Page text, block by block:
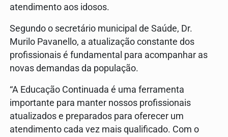
atendimento aos idosos.
Segundo o secretário municipal de Saúde, Dr.
Murilo Pavanello, a atualização constante dos
profissionais é fundamental para acompanhar as
novas demandas da população.
“A Educação Continuada é uma ferramenta
importante para manter nossos profissionais
atualizados e preparados para oferecer um
atendimento cada vez mais qualificado. Com o